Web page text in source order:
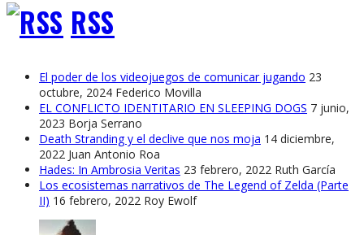
RSS
El poder de los videojuegos de comunicar jugando 23
octubre, 2024 Federico Movilla
EL CONFLICTO IDENTITARIO EN SLEEPING DOGS 7 junio,
2023 Borja Serrano
Death Stranding y el declive que nos moja 14 diciembre,
2022 Juan Antonio Roa
Hades: In Ambrosia Veritas 23 febrero, 2022 Ruth García
Los ecosistemas narrativos de The Legend of Zelda (Parte
II) 16 febrero, 2022 Roy Ewolf